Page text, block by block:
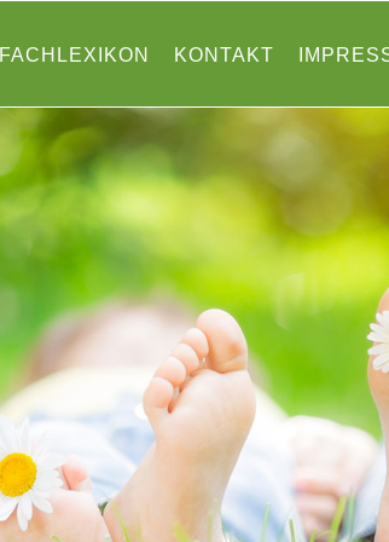
FACHLEXIKON KONTAKT